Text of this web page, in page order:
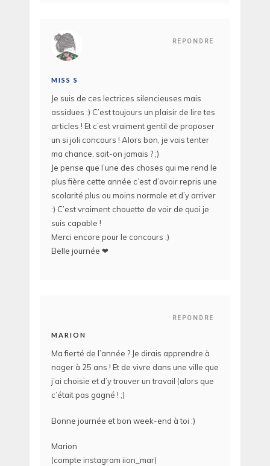
REPONDRE
MISS S
Je suis de ces lectrices silencieuses mais
assidues :) C’est toujours un plaisir de lire tes
articles ! Et c’est vraiment gentil de proposer
un si joli concours ! Alors bon, je vais tenter
ma chance, sait-on jamais ? ;)
Je pense que l’une des choses qui me rend le
plus fière cette année c’est d’avoir repris une
scolarité plus ou moins normale et d’y arriver
:) C’est vraiment chouette de voir de quoi je
suis capable !
Merci encore pour le concours ;)
Belle journée ❤
REPONDRE
MARION
Ma fierté de l’année ? Je dirais apprendre à
nager à 25 ans ! Et de vivre dans une ville que
j’ai choisie et d’y trouver un travail (alors que
c’était pas gagné ! ;)
Bonne journée et bon week-end à toi :)
Marion
(compte instagram iion_mar)